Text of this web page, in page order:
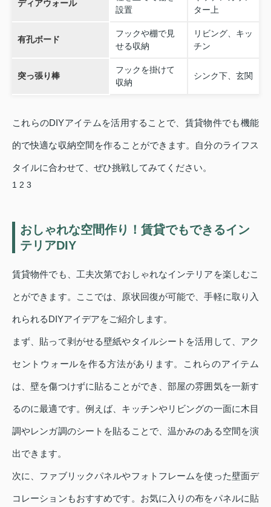
ディアウォール
設置
ター上
有孔ボード
フックや棚で見
せる収納
リビング、キッ
チン
突っ張り棒
フックを掛けて
収納
シンク下、玄関
これらのDIYアイテムを活用することで、賃貸物件でも機能
的で快適な収納空間を作ることができます。自分のライフス
タイルに合わせて、ぜひ挑戦してみてください。
1 2 3
おしゃれな空間作り！賃貸でもできるイン
テリアDIY
賃貸物件でも、工夫次第でおしゃれなインテリアを楽しむこ
とができます。ここでは、原状回復が可能で、手軽に取り入
れられるDIYアイデアをご紹介します。
まず、貼って剥がせる壁紙やタイルシートを活用して、アク
セントウォールを作る方法があります。これらのアイテム
は、壁を傷つけずに貼ることができ、部屋の雰囲気を一新す
るのに最適です。例えば、キッチンやリビングの一面に木目
調やレンガ調のシートを貼ることで、温かみのある空間を演
出できます。
次に、ファブリックパネルやフォトフレームを使った壁面デ
コレーションもおすすめです。お気に入りの布をパネルに貼